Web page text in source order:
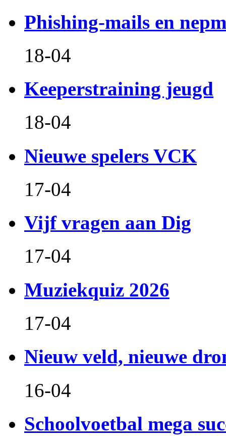
Phishing-mails en
18-04
Keeperstraining jeugd
18-04
Nieuwe spelers VCK
17-04
Vijf vragen aan Dig
17-04
Muziekquiz 2026
17-04
Nieuw veld, nieuwe
16-04
Schoolvoetbal mega